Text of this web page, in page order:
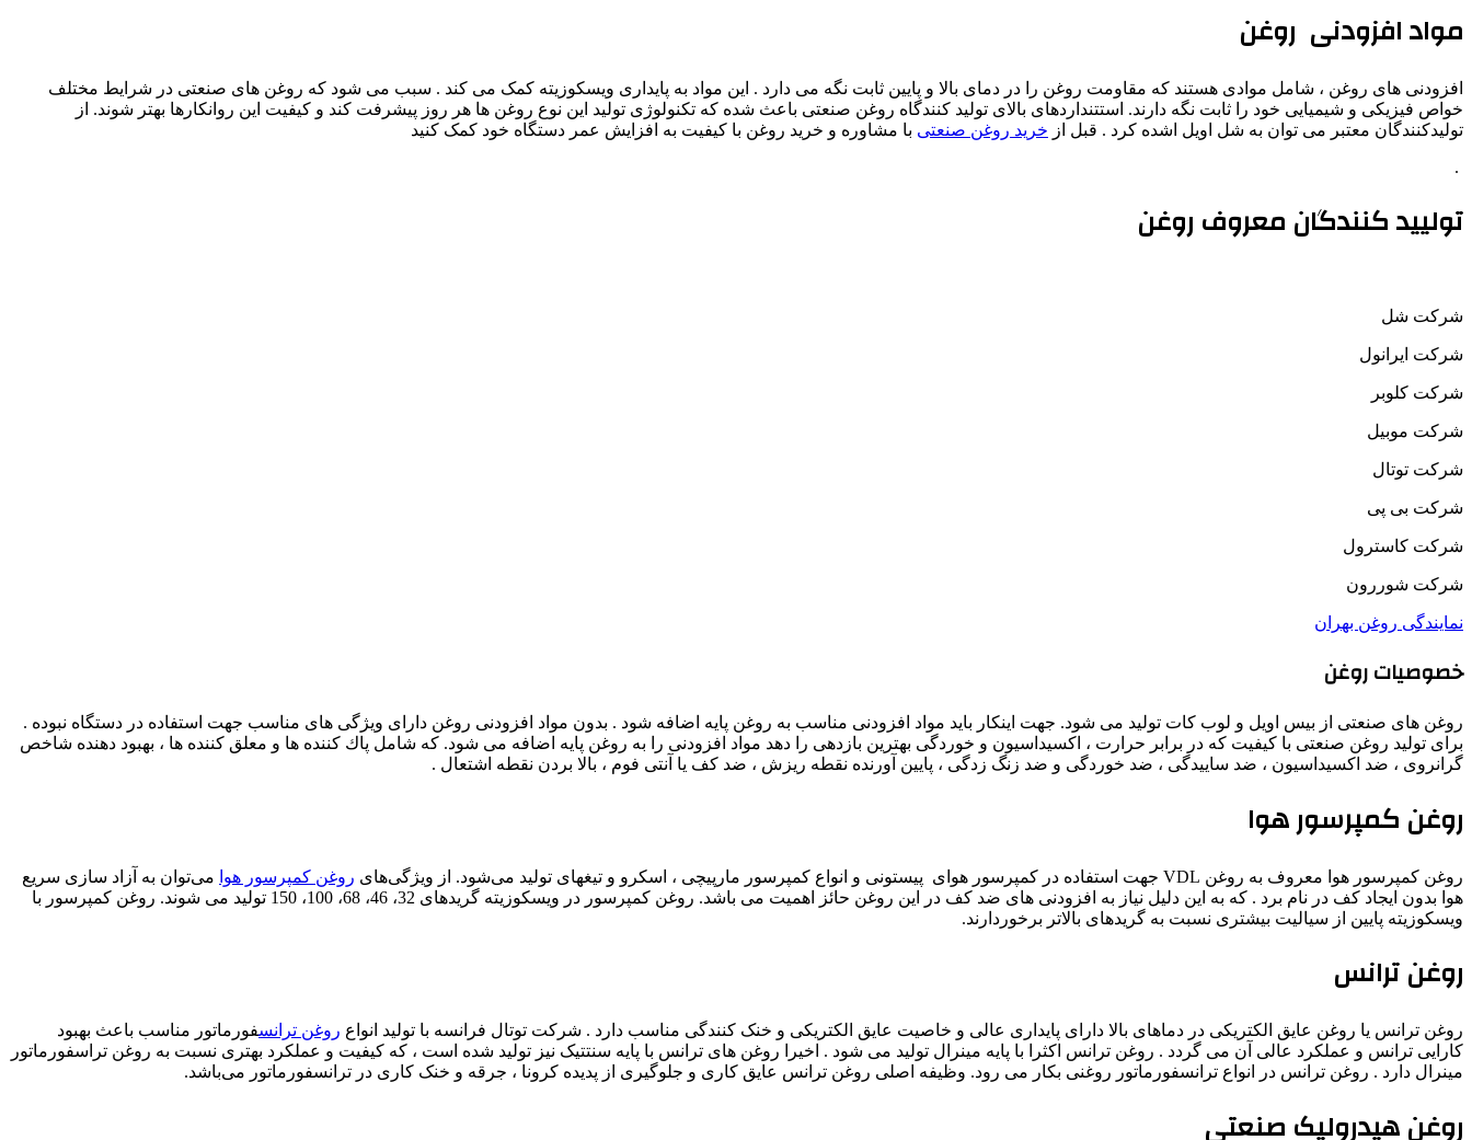
مواد افزودنی روغن
افزودنی های روغن ، شامل موادی هستند که مقاومت روغن را در دمای بالا و پایین ثابت نگه می دارد . این مواد به پایداری ویسکوزیته کمک می کند . سبب می شود که روغن های صنعتی در شرایط مختلف
خواص فیزیکی و شیمیایی خود را ثابت نگه دارند. استتنداردهای بالای تولید کنندگاه روغن صنعتی باعث شده که تکنولوژی تولید این نوع روغن ها هر روز پیشرفت کند و کیفیت این روانکارها بهتر شوند. از
تولیدکنندگان معتبر می توان به شل اویل اشده کرد . قبل از خرید روغن صنعتی با مشاوره و خرید روغن با کیفیت به افزایش عمر دستگاه خود کمک کنید
.
تولیید کنندگان معروف روغن
شرکت شل
شرکت ایرانول
شرکت کلوبر
شرکت موبیل
شرکت توتال
شرکت بی پی
شرکت کاسترول
شرکت شوررون
نمایندگی روغن بهران
خصوصیات روغن
روغن های صنعتی از بیس اویل و لوب کات تولید می شود. جهت اینکار باید مواد افزودنی مناسب به روغن پایه اضافه شود . بدون مواد افزودنی روغن دارای ویژگی های مناسب جهت استفاده در دستگاه نبوده .
برای تولید روغن صنعتی با کیفیت که در برابر حرارت ، اکسیداسیون و خوردگی بهترین بازدهی را دهد مواد افزودنی را به روغن پایه اضافه می شود. که شامل پاك كننده ها و معلق كننده ها ، بهبود دهنده شاخص
گرانروی ، ضد اكسيداسيون ، ضد ساییدگی ، ضد خوردگی و ضد زنگ زدگی ، پايين آورنده نقطه ريزش ، ضد كف یا آنتی فوم ، بالا بردن نقطه اشتعال .
روغن کمپرسور هوا
روغن کمپرسور هوا معروف به روغن VDL جهت استفاده در کمپرسور هوای پیستونی و انواع کمپرسور مارپیچی ، اسکرو و تیغهای تولید می‌شود. از ویژگی‌های روغن کمپرسور هوا می‌توان به آزاد سازی سریع
هوا بدون ایجاد کف در نام برد . که به این دلیل نیاز به افزودنی های ضد کف در این روغن حائز اهمیت می باشد. روغن کمپرسور در ویسکوزیته گریدهای 32، 46، 68، 100، 150 تولید می شوند. روغن کمپرسور با
ویسکوزیته پایین از سیالیت بیشتری نسبت به گریدهای بالاتر برخوردارند.
روغن ترانس
روغن ترانس یا روغن عایق الکتریکی در دماهای بالا دارای پایداری عالی و خاصیت عایق الکتریکی و خنک کنندگی مناسب دارد . شرکت توتال فرانسه با تولید انواع روغن ترانسفورماتور مناسب باعث بهبود
کارایی ترانس و عملکرد عالی آن می گردد . روغن ترانس اکثرا با پایه مینرال تولید می شود . اخیرا روغن های ترانس با پایه سنتتیک نیز تولید شده است ، که کیفیت و عملکرد بهتری نسبت به روغن تراسفورماتور
مینرال دارد . روغن ترانس در انواع ترانسفورماتور روغنی بکار می رود. وظیفه اصلی روغن ترانس عایق ‌کاری و جلوگیری از پدیده کرونا ، جرقه و خنک ‌کاری در ترانسفورماتور می‌باشد.
روغن هیدرولیک صنعتی